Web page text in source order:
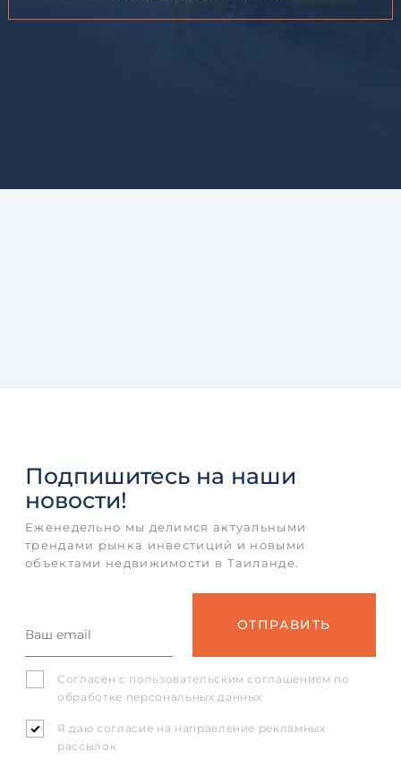
Подпишитесь на наши
новости!
Еженедельно мы делимся актуальными
трендами рынка инвестиций и новыми
объектами недвижимости в Таиланде.
Согласен с пользовательским соглашением по
обработке персональных данных
Я даю согласие на направление рекламных
рассылок